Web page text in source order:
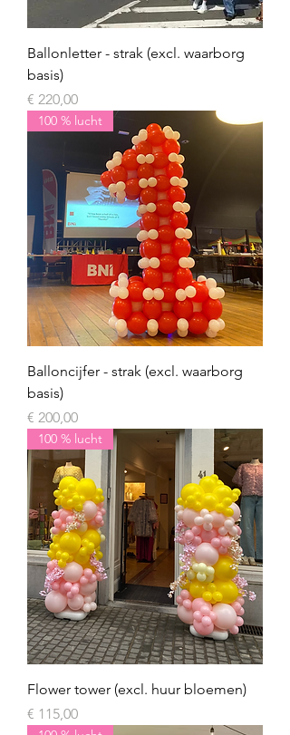
Ballonletter - strak (excl. waarborg
basis)
Prijs
€ 220,00
100 % lucht
Balloncijfer - strak (excl. waarborg
basis)
Prijs
€ 200,00
100 % lucht
Flower tower (excl. huur bloemen)
Prijs
€ 115,00